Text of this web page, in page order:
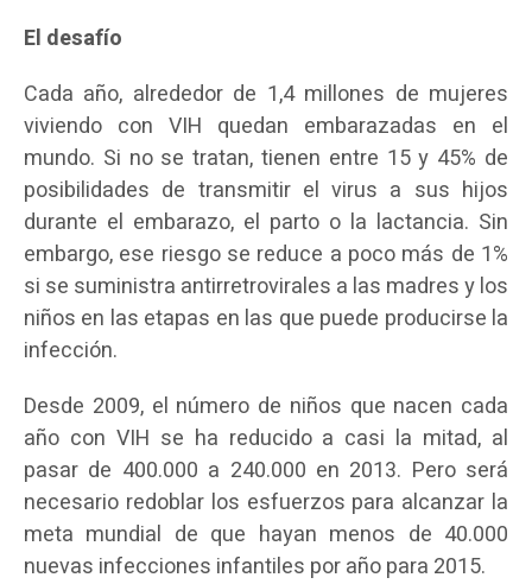
El desafío
Cada año, alrededor de 1,4 millones de mujeres
viviendo con VIH quedan embarazadas en el
mundo. Si no se tratan, tienen entre 15 y 45% de
posibilidades de transmitir el virus a sus hijos
durante el embarazo, el parto o la lactancia. Sin
embargo, ese riesgo se reduce a poco más de 1%
si se suministra antirretrovirales a las madres y los
niños en las etapas en las que puede producirse la
infección.
Desde 2009, el número de niños que nacen cada
año con VIH se ha reducido a casi la mitad, al
pasar de 400.000 a 240.000 en 2013. Pero será
necesario redoblar los esfuerzos para alcanzar la
meta mundial de que hayan menos de 40.000
nuevas infecciones infantiles por año para 2015.